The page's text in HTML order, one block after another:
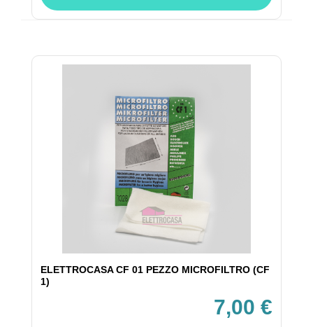
ELETTROCASA CF 01 PEZZO MICROFILTRO (CF
1)
7,00 €